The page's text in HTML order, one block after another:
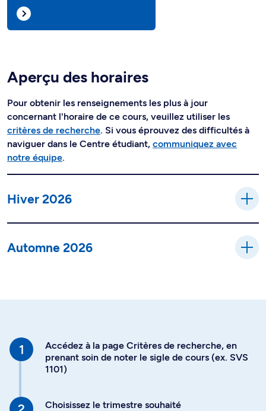
Aperçu des horaires
Pour obtenir les renseignements les plus à jour
concernant l'horaire de ce cours, veuillez utiliser les
critères de recherche. Si vous éprouvez des difficultés à
naviguer dans le Centre étudiant, communiquez avec
notre équipe.
Hiver 2026
Automne 2026
Accédez à la page Critères de recherche, en
prenant soin de noter le sigle de cours (ex. SVS
1101)
Choisissez le trimestre souhaité